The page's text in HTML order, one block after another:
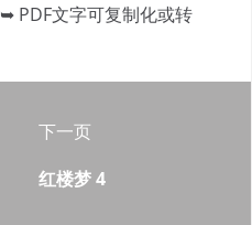
➥ PDF文字可复制化或转
下一页
红楼梦 4